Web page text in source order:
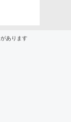
があります